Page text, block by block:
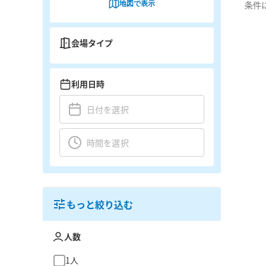
条件
地図で表示
会場タイプ
利用日時
もっと絞り込む
人数
1人